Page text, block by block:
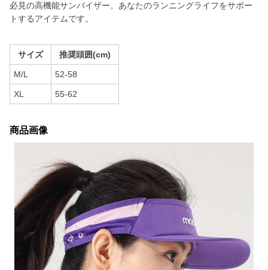
必見の高機能サンバイザー。あなたのランニングライフをサポー
トするアイテムです。
サイズ 推奨頭囲(cm)
M/L 52-58
XL 55-62
商品画像